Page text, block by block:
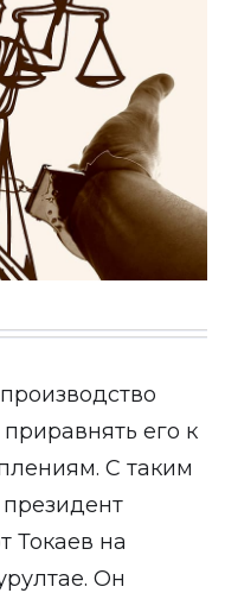
его к
С таким
Токаев на
Он